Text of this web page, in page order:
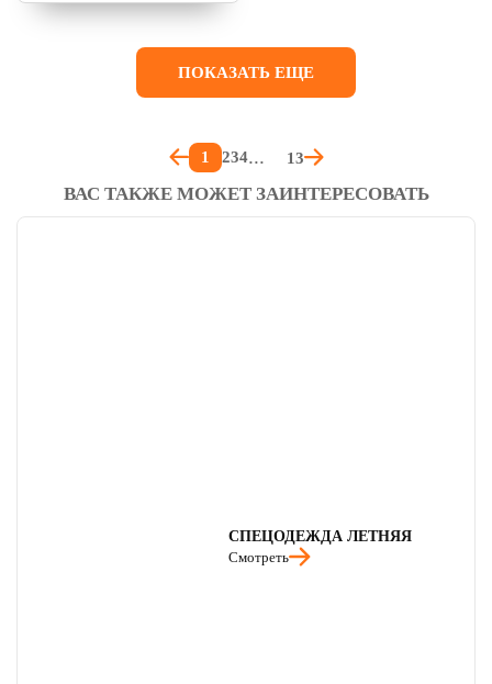
ПОКАЗАТЬ ЕЩЕ
1 234 13
ВАС ТАКЖЕ МОЖЕТ ЗАИНТЕРЕСОВАТЬ
СПЕЦОДЕЖДА ЛЕТНЯЯ
Смотреть